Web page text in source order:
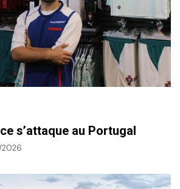
s’attaque au Portugal